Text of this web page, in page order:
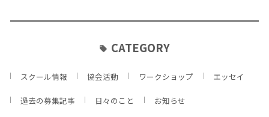
CATEGORY
スクール情報 協会活動 ワークショップ エッセイ
過去の募集記事 日々のこと お知らせ